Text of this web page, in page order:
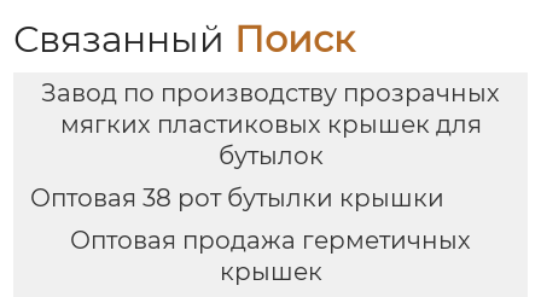
Связанный Поиск
Завод по производству прозрачных
мягких пластиковых крышек для
бутылок
Оптовая 38 рот бутылки крышки
Оптовая продажа герметичных
крышек